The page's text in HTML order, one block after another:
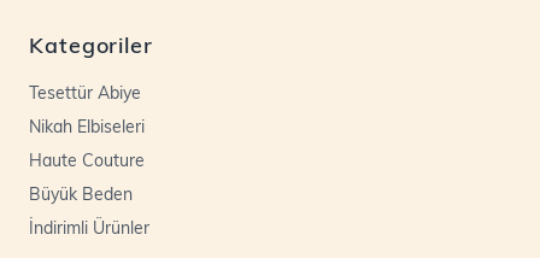
Kategoriler
Tesettür Abiye
Nikah Elbiseleri
Haute Couture
Büyük Beden
İndirimli Ürünler